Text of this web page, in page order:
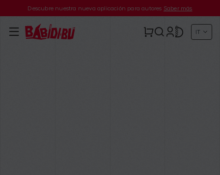
Descubre nuestra nueva aplicación para autores Saber más